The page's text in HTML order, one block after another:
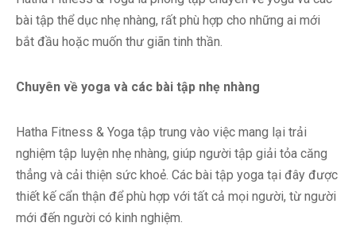
bài tập thể dục nhẹ nhàng, rất phù hợp cho những ai mới
bắt đầu hoặc muốn thư giãn tinh thần.
Chuyên về yoga và các bài tập nhẹ nhàng
Hatha Fitness & Yoga tập trung vào việc mang lại trải
nghiệm tập luyện nhẹ nhàng, giúp người tập giải tỏa căng
thẳng và cải thiện sức khoẻ. Các bài tập yoga tại đây được
thiết kế cẩn thận để phù hợp với tất cả mọi người, từ người
mới đến người có kinh nghiệm.